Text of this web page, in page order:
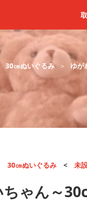
30㎝ぬいぐるみ ゆが
30㎝ぬいぐるみ < 未
ゃん～